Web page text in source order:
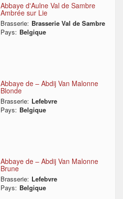
Abbaye d'Aulne Val de Sambre
Ambrée sur Lie
Brasserie: Brasserie Val de Sambre
Pays: Belgique
Abbaye de – Abdij Van Malonne
Blonde
Brasserie: Lefebvre
Pays: Belgique
Abbaye de – Abdij Van Malonne
Brune
Brasserie: Lefebvre
Pays: Belgique